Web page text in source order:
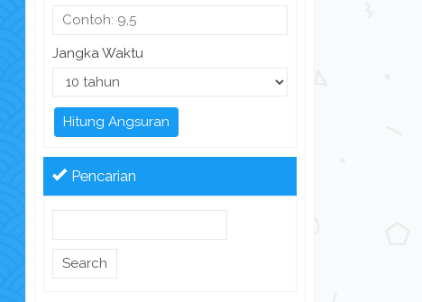
Jangka Waktu
Hitung Angsuran
Pencarian
Search